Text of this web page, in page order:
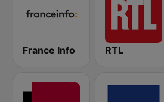
France Info RTL